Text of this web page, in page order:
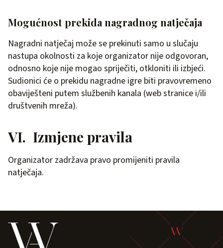
Mogućnost prekida nagradnog natječaja
Nagradni natječaj može se prekinuti samo u slučaju
nastupa okolnosti za koje organizator nije odgovoran,
odnosno koje nije mogao spriječiti, otkloniti ili izbjeći.
Sudionici će o prekidu nagradne igre biti pravovremeno
obaviješteni putem službenih kanala (web stranice i/ili
društvenih mreža).
VI. Izmjene pravila
Organizator zadržava pravo promijeniti pravila
natječaja.